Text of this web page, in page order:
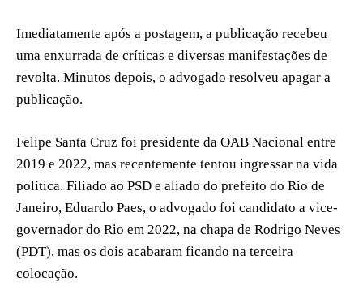
Imediatamente após a postagem, a publicação recebeu
uma enxurrada de críticas e diversas manifestações de
revolta. Minutos depois, o advogado resolveu apagar a
publicação.
Felipe Santa Cruz foi presidente da OAB Nacional entre
2019 e 2022, mas recentemente tentou ingressar na vida
política. Filiado ao PSD e aliado do prefeito do Rio de
Janeiro, Eduardo Paes, o advogado foi candidato a vice-
governador do Rio em 2022, na chapa de Rodrigo Neves
(PDT), mas os dois acabaram ficando na terceira
colocação.